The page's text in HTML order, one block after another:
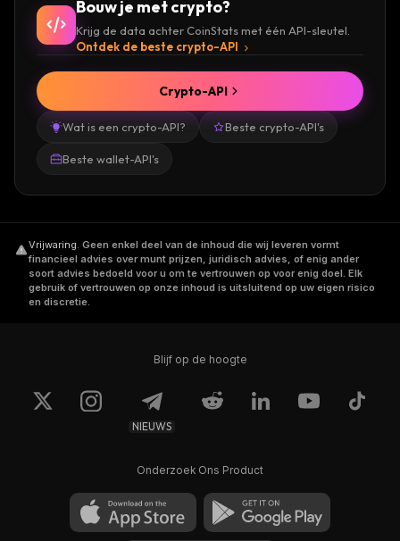
Bouw je met crypto?
Krijg de data achter CoinStats met één API-sleutel.
Ontdek de beste crypto-API
Wat is een crypto-API? Beste crypto-API's
Beste wallet-API's
Crypto-API
Vrijwaring. Geen enkel deel van de inhoud die wij leveren vormt
financieel advies over munt prijzen, juridisch advies, of enig ander
soort advies bedoeld voor u om te vertrouwen op voor enig doel. Elk
gebruik of vertrouwen op onze inhoud is uitsluitend op uw eigen risico
en discretie.
Blijf op de hoogte
NIEUWS
Onderzoek Ons Product